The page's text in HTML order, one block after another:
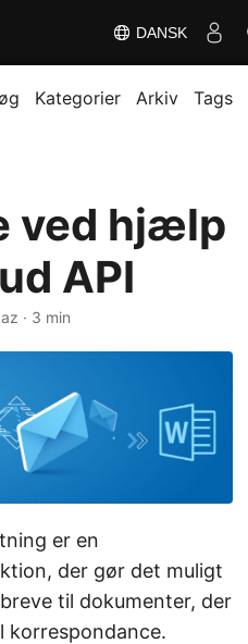
DANSK
Kategorier Arkiv Tags
ved hjælp
API
· 3 min
er en
der gør det muligt
til dokumenter, der
korrespondance.